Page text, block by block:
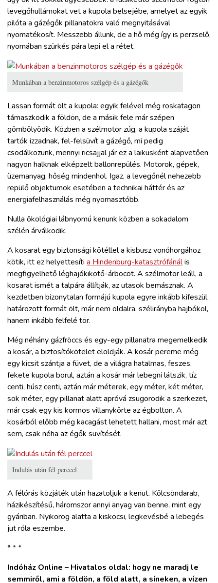
levegőhullámokat vet a kupola belsejébe, amelyet az egyik
pilóta a gázégők pillanatokra való megnyitásával
nyomatékosít. Messzebb állunk, de a hő még így is perzselő,
nyomában szürkés pára lepi el a rétet.
Munkában a benzinmotoros szélgép és a gázégők
Lassan formát ölt a kupola: egyik felével még roskatagon
támaszkodik a földön, de a másik fele már szépen
gömbölyödik. Közben a szélmotor zúg, a kupola száját
tartók izzadnak, fel-felsüvít a gázégő, mi pedig
csodálkozunk, mennyi ricsajjal jár ez a laikusként alapvetően
nagyon halknak elképzelt ballonrepülés. Motorok, gépek,
üzemanyag, hőség mindenhol. Igaz, a levegőnél nehezebb
repülő objektumok esetében a technikai háttér és az
energiafelhasználás még nyomasztóbb.
Nulla ökológiai lábnyomú kenunk közben a sokadalom
szélén árválkodik.
A kosarat egy biztonsági kötéllel a kisbusz vonóhorgához
kötik, itt ez helyettesíti a Hindenburg-katasztrófánális
megfigyelhető léghajókikötő-árbocot. A szélmotor leáll, a
kosarat ismét a talpára állítják, az utasok bemásznak. A
kezdetben bizonytalan formájú kupola egyre inkább kifeszül,
határozott formát ölt, már nem oldalra, szélirányba hajbókol,
hanem inkább felfelé tör.
Még néhány gázfröccs és egy-egy pillanatra megemelkedik
a kosár, a biztosítókötelet eloldják. A kosár pereme még
egy kicsit szántja a füvet, de a világra hatalmas, feszes,
fekete kupola borul, aztán a kosár már lebegni látszik, tíz
centi, húsz centi, aztán már méterek, egy méter, két méter,
sok méter, egy pillanat alatt apróvá zsugorodik a szerkezet,
már csak egy kis kormos villanykörte az égbolton. A
kosárból előbb még kacagást lehetett hallani, most már azt
sem, csak néha az égők süvítését.
Indulás után fél perccel
A félórás közjáték után hazatoljuk a kenut. Kölcsöndarab,
házikészítésű, háromszor annyi anyag van benne, mint egy
gyáriban. Nyikorog alatta a kiskocsi, legkevésbé a lebegés
jut róla eszembe.
* * *
Indóház Online – Hivatalos oldal: hogy ne maradj le
semmiről, ami a földön, a föld alatt, a síneken, a vízen